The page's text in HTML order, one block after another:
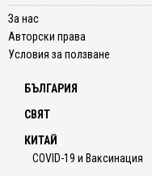
За нас
Авторски права
Условия за ползване
БЪЛГАРИЯ
СВЯТ
КИТАЙ
COVID-19 и Ваксинация